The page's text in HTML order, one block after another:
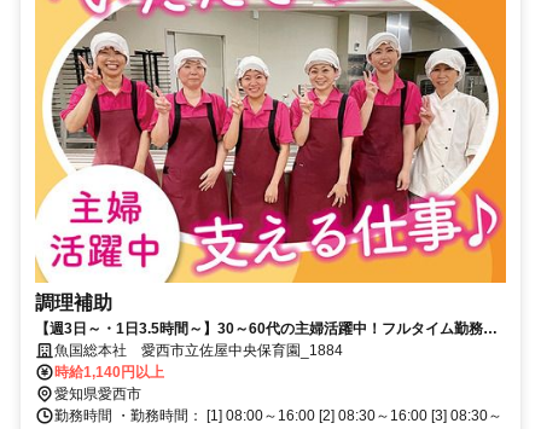
調理補助
【週3日～・1日3.5時間～】30～60代の主婦活躍中！フルタイム勤務積
極採用！調理の資格活かせます
魚国総本社 愛西市立佐屋中央保育園_1884
時給1,140円以上
愛知県愛西市
勤務時間 ・勤務時間： [1] 08:00～16:00 [2] 08:30～16:00 [3] 08:30～